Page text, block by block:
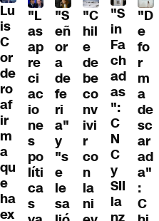
Lu
is
C
or
de
ro
af
ir
m
a
qu
e
ha
ex
"L
as
ap
re
ci
ac
io
ne
s
po
líti
ca
s
"S
eñ
or
a
de
fe
ri
a"
y
"s
e
le
sa
"C
hil
e
de
be
co
nv
ivi
r
co
n
la
ni
"S
in
Fa
ch
ad
as
":
C
N
C
y
SII
la
"D
e
fo
r
m
a
de
sc
ar
ad
a"
:
C